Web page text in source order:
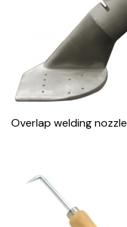
Overlap welding nozzle